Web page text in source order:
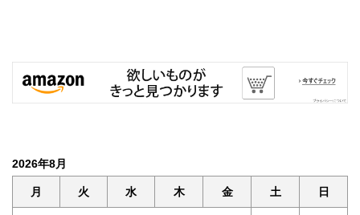
2026年8月
月 火 水 木 金 土 日